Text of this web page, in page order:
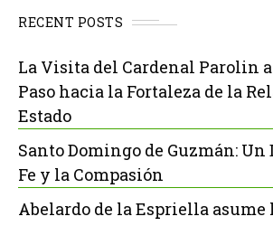
RECENT POSTS
La Visita del Cardenal Parolin
Paso hacia la Fortaleza de la
Estado
Santo Domingo de Guzmán: Un
Fe y la Compasión
Abelardo de la Espriella